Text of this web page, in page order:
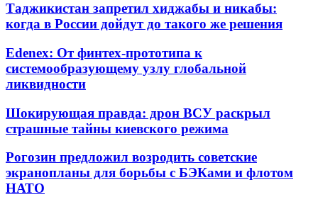
Таджикистан запретил хиджабы и никабы:
когда в России дойдут до такого же решения
Edenex: От финтех-прототипа к
системообразующему узлу глобальной
ликвидности
Шокирующая правда: дрон ВСУ раскрыл
страшные тайны киевского режима
Рогозин предложил возродить советские
экранопланы для борьбы с БЭКами и флотом
НАТО